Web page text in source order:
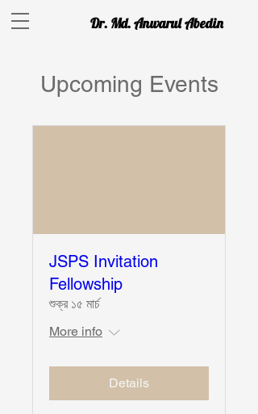
Dr. Md. Anwarul Abedin
Upcoming Events
JSPS Invitation
Fellowship
শুক্র ১৫ মার্চ
More info
Details